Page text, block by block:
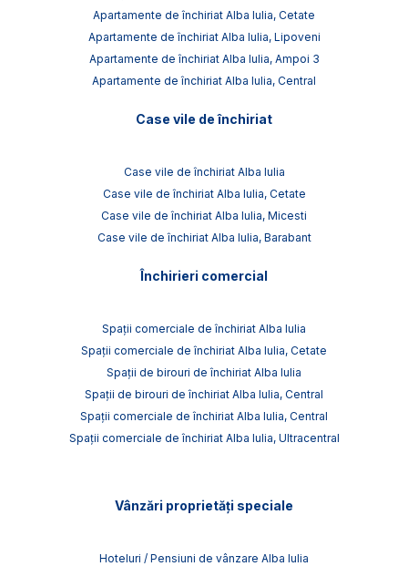
Apartamente de închiriat Alba Iulia, Cetate
Apartamente de închiriat Alba Iulia, Lipoveni
Apartamente de închiriat Alba Iulia, Ampoi 3
Apartamente de închiriat Alba Iulia, Central
Case vile de închiriat
Case vile de închiriat Alba Iulia
Case vile de închiriat Alba Iulia, Cetate
Case vile de închiriat Alba Iulia, Micesti
Case vile de închiriat Alba Iulia, Barabant
Închirieri comercial
Spații comerciale de închiriat Alba Iulia
Spații comerciale de închiriat Alba Iulia, Cetate
Spații de birouri de închiriat Alba Iulia
Spații de birouri de închiriat Alba Iulia, Central
Spații comerciale de închiriat Alba Iulia, Central
Spații comerciale de închiriat Alba Iulia, Ultracentral
Vânzări proprietăți speciale
Hoteluri / Pensiuni de vânzare Alba Iulia